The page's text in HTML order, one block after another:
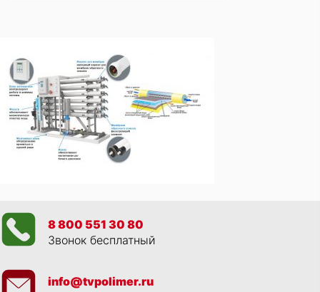
8 800 551 30 80
Звонок бесплатный
info@tvpolimer.ru